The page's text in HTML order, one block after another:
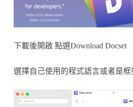
下載後開啟 點選Download Docset
選擇自己使用的程式語言或者是框